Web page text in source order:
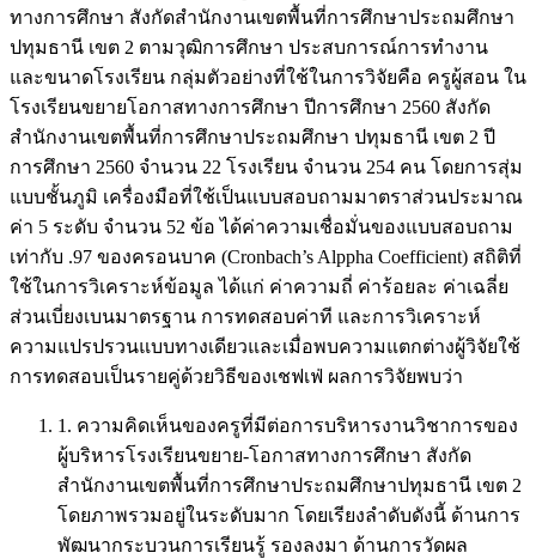
ทางการศึกษา สังกัดสำนักงานเขตพื้นที่การศึกษาประถมศึกษา
ปทุมธานี เขต 2 ตามวุฒิการศึกษา ประสบการณ์การทำงาน
และขนาดโรงเรียน กลุ่มตัวอย่างที่ใช้ในการวิจัยคือ ครูผู้สอน ใน
โรงเรียนขยายโอกาสทางการศึกษา ปีการศึกษา 2560 สังกัด
สำนักงานเขตพื้นที่การศึกษาประถมศึกษา ปทุมธานี เขต 2 ปี
การศึกษา 2560 จำนวน 22 โรงเรียน จำนวน 254 คน โดยการสุ่ม
แบบชั้นภูมิ เครื่องมือที่ใช้เป็นแบบสอบถามมาตราส่วนประมาณ
ค่า 5 ระดับ จำนวน 52 ข้อ ได้ค่าความเชื่อมั่นของแบบสอบถาม
เท่ากับ .97 ของครอนบาค (Cronbach’s Alppha Coefficient) สถิติที่
ใช้ในการวิเคราะห์ข้อมูล ได้แก่ ค่าความถี่ ค่าร้อยละ ค่าเฉลี่ย
ส่วนเบี่ยงเบนมาตรฐาน การทดสอบค่าที และการวิเคราะห์
ความแปรปรวนแบบทางเดียวและเมื่อพบความแตกต่างผู้วิจัยใช้
การทดสอบเป็นรายคู่ด้วยวิธีของเชฟเฟ่ ผลการวิจัยพบว่า
1. ความคิดเห็นของครูที่มีต่อการบริหารงานวิชาการของ
ผู้บริหารโรงเรียนขยาย-โอกาสทางการศึกษา สังกัด
สำนักงานเขตพื้นที่การศึกษาประถมศึกษาปทุมธานี เขต 2
โดยภาพรวมอยู่ในระดับมาก โดยเรียงลำดับดังนี้ ด้านการ
พัฒนากระบวนการเรียนรู้ รองลงมา ด้านการวัดผล